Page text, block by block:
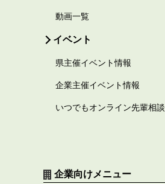
動画一覧
イベント
県主催イベント情報
企業主催イベント情報
いつでもオンライン先輩相談
企業向けメニュー